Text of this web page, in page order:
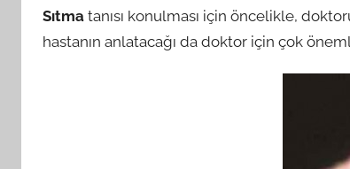
Sıtma tanısı konulması için öncelikle,
hastanın anlatacağı da doktor için çok